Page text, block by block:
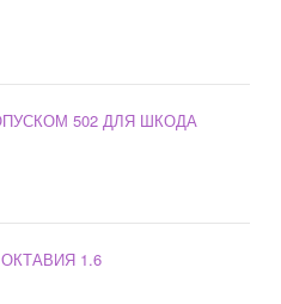
502 ДЛЯ ШКОДА
1.6